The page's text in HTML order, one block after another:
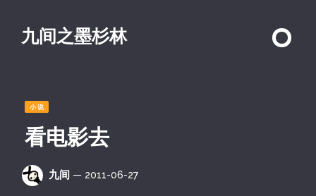
九间之墨杉林
小说
看电影去
九间 — 2011-06-27